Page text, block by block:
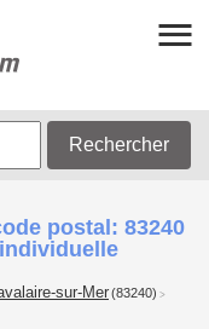
Rechercher
postal: 83240
sur-Mer(83240) >